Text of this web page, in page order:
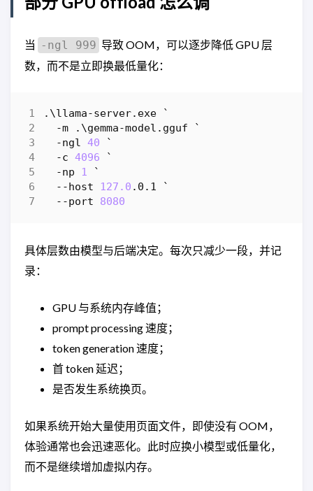
当 -ngl 999 导致 OOM，可以逐步降低 GPU 层
数，而不是立即换最低量化：
.\llama-server. exe
`
-m
.\gemma-model . gguf
`
-ngl
40
`
-c 4096
`
-np
1
`
- -host 127.0 . 0 . 1
`
- -port 8080
具体层数由模型与后端决定。每次只减少一段，并记
录：
GPU 与系统内存峰值；
prompt processing 速度；
token generation 速度；
首 token 延迟；
是否发生系统换页。
如果系统开始大量使用页面文件，即使没有 OOM，
体验通常也会迅速恶化。此时应换小模型或低量化，
而不是继续增加虚拟内存。